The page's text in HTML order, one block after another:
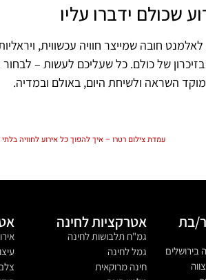
שכולם ידברו עליו
חובה שמייצר חוויה עכשווית,
של כולם. כל שעליכם לעשות –
השראה ולשיחת היום, באולם ובמדיה.
עמדת צילום רטרו – איך להפוך כל אירוע לחוויה
בת
בירושלים
אטרקציות לחינה
גמ"ח תלבושות לחינה
גמל לחינה
חינה מרוקאית